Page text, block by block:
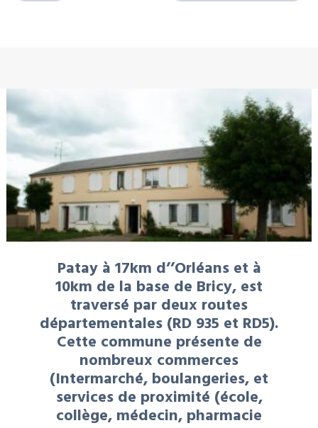
Patay à 17km d’’Orléans et à
10km de la base de Bricy, est
traversé par deux routes
départementales (RD 935 et RD5).
Cette commune présente de
nombreux commerces
(Intermarché, boulangeries, et
services de proximité (école,
collège, médecin, pharmacie